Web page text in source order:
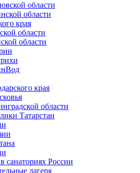
области
области
края
области
области
края
области
Татарстан
санаториях России
лагеря